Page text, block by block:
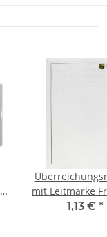
mit Leitmarke
Sachsen
1,13 € *